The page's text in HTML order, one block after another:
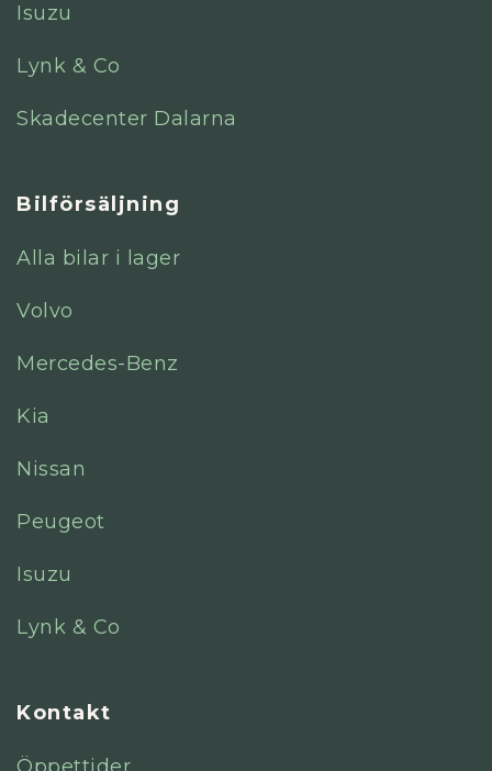
Isuzu
Lynk & Co
Skadecenter Dalarna
Bilförsäljning
Alla bilar i lager
Volvo
Mercedes-Benz
Kia
Nissan
Peugeot
Isuzu
Lynk & Co
Kontakt